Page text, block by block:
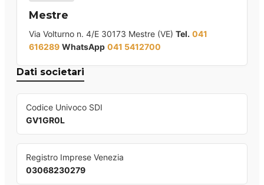
Mestre
Via Volturno n. 4/E 30173 Mestre (VE) Tel. 041
616289 WhatsApp 041 5412700
Dati societari
Codice Univoco SDI
GV1GR0L
Registro Imprese Venezia
03068230279